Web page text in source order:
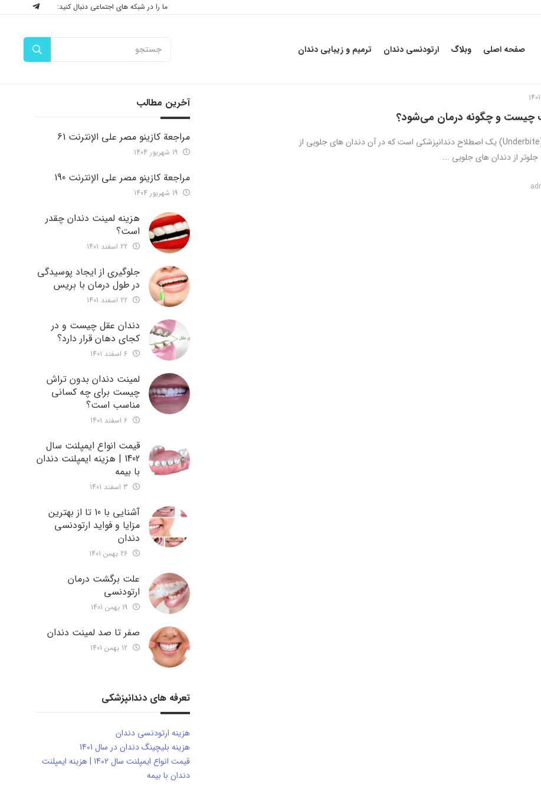
ما را در شبکه های اجتماعی دنبال کنید:
صفحه اصلی وبلاگ ارتودنسی دندان ترمیم و زیبایی دندان
چیست و چگونه درمان می‌شود؟
آندربایت (Underbite) یک اصطلاح دندانپزشکی است که در آن دندان های جلویی از
از دندان های جلویی ...
آخرین مطالب
مراجعة كازينو مصر على الإنترنت 61
مراجعة كازينو مصر على الإنترنت 190
هزینه لمینت دندان چقدر
است؟
جلوگیری از ایجاد پوسیدگی
در طول درمان با بریس
دندان عقل چیست و در
کجای دهان قرار دارد؟
لمینت دندان بدون تراش
چیست برای چه کسانی
مناسب است؟
قیمت انواع ایمپلنت سال
1402 | هزینه ایمپلنت دندان
با بیمه
آشنایی با 10 تا از بهترین
مزایا و فواید ارتودنسی
دندان
علت برگشت درمان
ارتودنسی
صفر تا صد لمینت دندان
تعرفه های دندانپزشکی
هزینه ارتودنسی دندان
هزینه بلیچینگ دندان در سال 1401
قیمت انواع ایمپلنت سال 1402 | هزینه ایمپلنت
دندان با بیمه